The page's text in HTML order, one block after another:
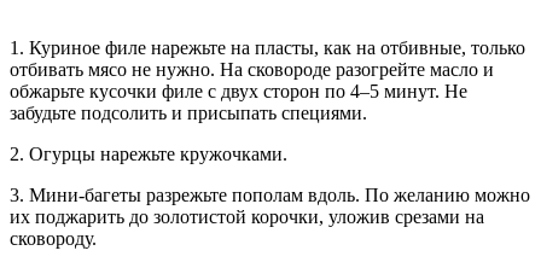
1. Куриное филе нарежьте на пласты, как на отбивные, только
отбивать мясо не нужно. На сковороде разогрейте масло и
обжарьте кусочки филе с двух сторон по 4–5 минут. Не
забудьте подсолить и присыпать специями.
2. Огурцы нарежьте кружочками.
3. Мини-багеты разрежьте пополам вдоль. По желанию можно
их поджарить до золотистой корочки, уложив срезами на
сковороду.